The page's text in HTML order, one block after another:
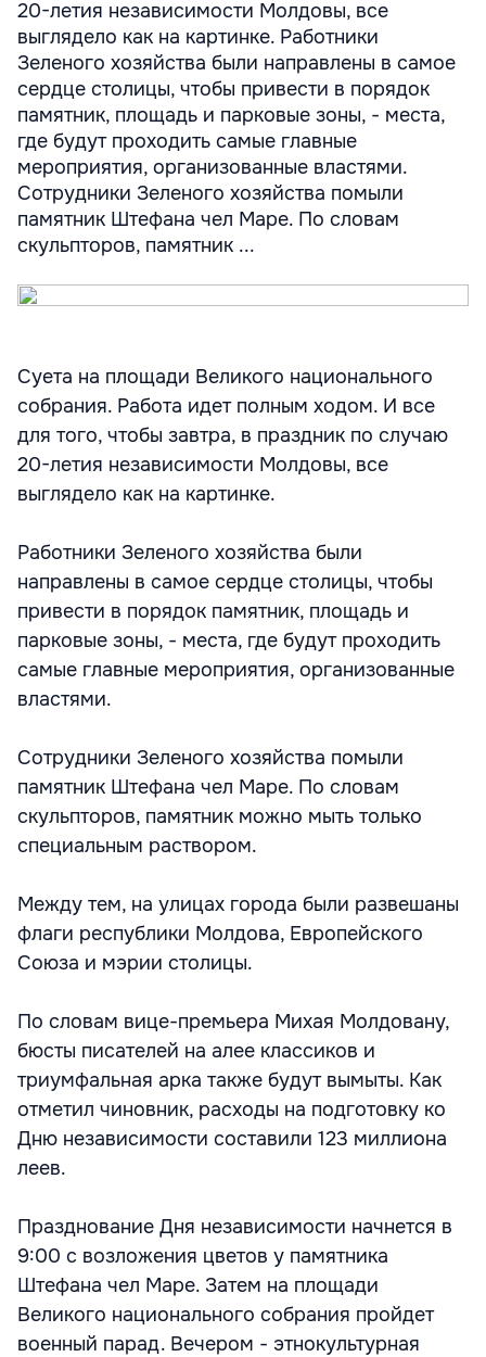
20-летия независимости Молдовы, все
выглядело как на картинке. Работники
Зеленого хозяйства были направлены в самое
сердце столицы, чтобы привести в порядок
памятник, площадь и парковые зоны, - места,
где будут проходить самые главные
мероприятия, организованные властями.
Сотрудники Зеленого хозяйства помыли
памятник Штефана чел Маре. По словам
скульпторов, памятник ...
Суета на площади Великого национального
собрания. Работа идет полным ходом. И все
для того, чтобы завтра, в праздник по случаю
20-летия независимости Молдовы, все
выглядело как на картинке.
Работники Зеленого хозяйства были
направлены в самое сердце столицы, чтобы
привести в порядок памятник, площадь и
парковые зоны, - места, где будут проходить
самые главные мероприятия, организованные
властями.
Сотрудники Зеленого хозяйства помыли
памятник Штефана чел Маре. По словам
скульпторов, памятник можно мыть только
специальным раствором.
Между тем, на улицах города были развешаны
флаги республики Молдова, Европейского
Союза и мэрии столицы.
По словам вице-премьера Михая Молдовану,
бюсты писателей на алее классиков и
триумфальная арка также будут вымыты. Как
отметил чиновник, расходы на подготовку ко
Дню независимости составили 123 миллиона
леев.
Празднование Дня независимости начнется в
9:00 с возложения цветов у памятника
Штефана чел Маре. Затем на площади
Великого национального собрания пройдет
военный парад. Вечером - этнокультурная